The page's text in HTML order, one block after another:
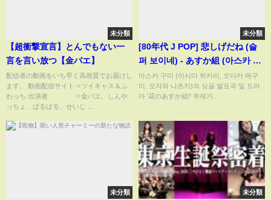
未分類
【超衝撃宣言】とんでもない一
言を言い放つ【金バエ】
配信者の動画をいち早く高画質でお届けし
ます。 動画配信サイト⇒ツイキャス＆ふ
わっち 出演者 ⇒金バエ、しんや
っちょ、ぱるぱる、せいじ ...
未分類
[80年代 J POP] 悲しげだね (슬
퍼 보이네) - あすか組 (아스카 구
미)
아스카 구미 (이시다 히카리, 오다카 메구
미, 오자와 나츠키)의 싱글 발표곡 및 드라
마 '花のあすか組!' 주제가...
未分類 未分類